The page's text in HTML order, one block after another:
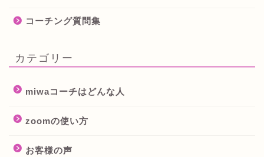
コーチング質問集
カテゴリー
miwaコーチはどんな人
zoomの使い方
お客様の声